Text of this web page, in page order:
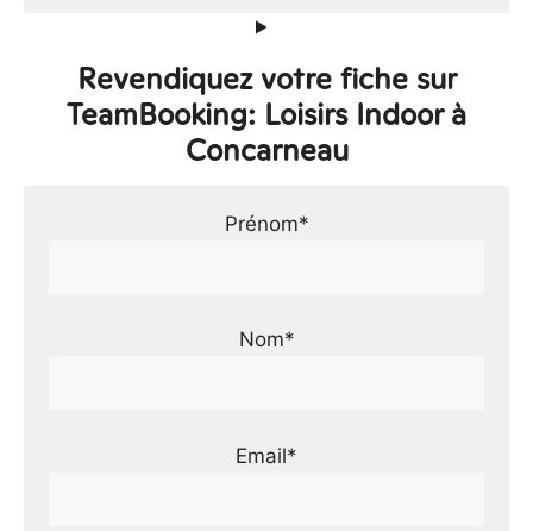
Revendiquez votre fiche sur
TeamBooking: Loisirs Indoor à
Concarneau
Prénom*
Nom*
Email*